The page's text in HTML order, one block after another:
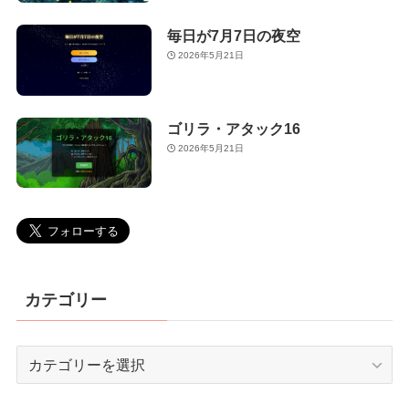
毎日が7月7日の夜空
2026年5月21日
ゴリラ・アタック16
2026年5月21日
カテゴリー